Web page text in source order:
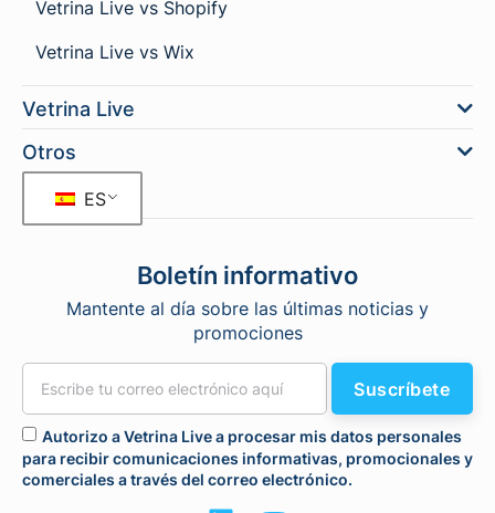
Vetrina Live vs Shopify
Vetrina Live vs Wix
Vetrina Live
Otros
ES
Boletín informativo
Mantente al día sobre las últimas noticias y
promociones
Autorizo a Vetrina Live a procesar mis datos personales
para recibir comunicaciones informativas, promocionales y
comerciales a través del correo electrónico.
Suscríbete